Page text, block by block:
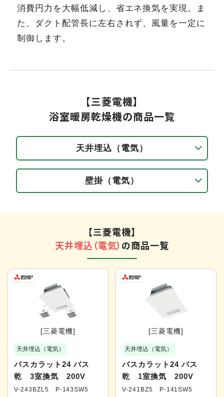
消費円力を大幅低減し、省エネ換気を実現。ま
た、ダクト配管長に左右されず、風量を一定に
制御します。
【三菱電機】
浴室暖房乾燥機の商品一覧
天井埋込（電気）
壁掛（電気）
【三菱電機】
天井埋込（電気） の商品一覧
[三菱電機]
天井埋込（電気）
バスカラット24 バス
乾 3室換気 200V
V-243BZL5 P-143SW5
[三菱電機]
天井埋込（電気）
バスカラット24 バス
乾 1室換気 200V
V-241BZ5 P-141SW5